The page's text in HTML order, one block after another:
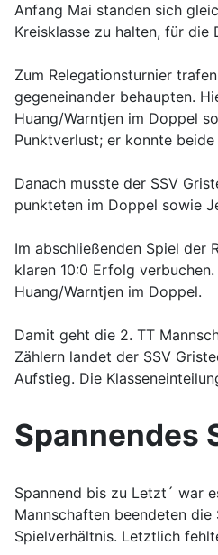
Anfang Mai standen sich
Kreisklasse zu halten, für die
Zum Relegationsturnier
gegeneinander behaupten.
Huang/Warntjen im Doppel
Punktverlust; er konnte
Danach musste der SSV
punkteten im Doppel sowie
Im abschließenden Spiel der
klaren 10:0 Erfolg
Huang/Warntjen im Doppel.
Damit geht die 2. TT
Zählern landet der SSV
Aufstieg. Die
Spannendes
Spannend bis zu Letzt´ war
Mannschaften beendeten die
Spielverhältnis. Letztlich